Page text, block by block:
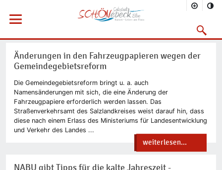
Menü öffnen
Vorheriges Bild
Sie befinden sich hier Startseite
Rathaus
Aktuelles 2010
Änderungen in den Fahrzeugpapieren wegen der
Gemeindegebietsreform
Die Gemeindegebietsreform bringt u. a. auch
Namensänderungen mit sich, die eine Änderung der
Fahrzeugpapiere erforderlich werden lassen. Das
Straßenverkehrsamt des Salzlandkreises weist darauf hin, dass
diese nach einem Erlass des Ministeriums für Landesentwicklung
und Verkehr des Landes ...
weiterlesen...
NABU gibt Tipps für die kalte Jahreszeit -